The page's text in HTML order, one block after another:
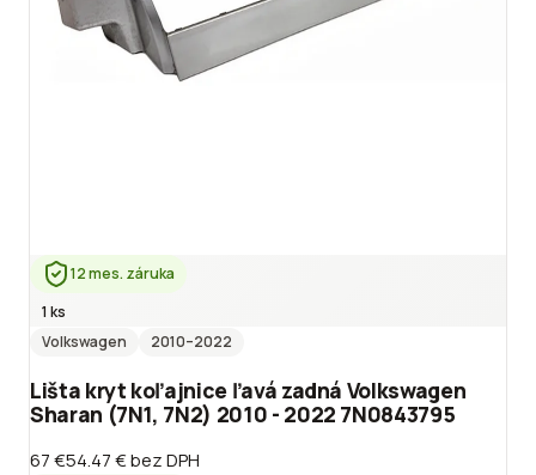
12 mes. záruka
1 ks
Volkswagen
2010–2022
Lišta kryt koľajnice ľavá zadná Volkswagen
Sharan (7N1, 7N2) 2010 - 2022 7N0843795
67 €54.47 €bez DPH